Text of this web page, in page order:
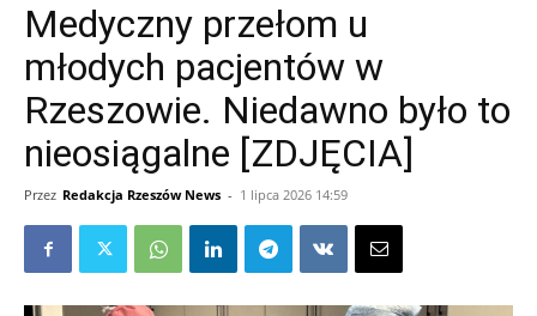
Medyczny przełom u
młodych pacjentów w
Rzeszowie. Niedawno było to
nieosiągalne [ZDJĘCIA]
Przez Redakcja Rzeszów News - 1 lipca 2026 14:59